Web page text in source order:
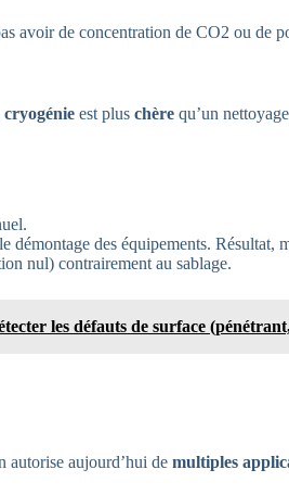
avoir de concentration de CO2 ou de
cryogénie est plus chère qu’un
démontage des équipements. Résultat,
nul) contrairement au sablage.
les défauts de surface
autorise aujourd’hui de multiples